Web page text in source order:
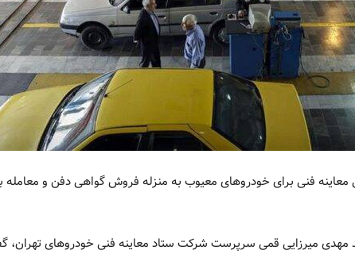
فنی برای خودروهای معیوب به منزله فروش گواهی دفن و معامله
میرزایی قمی سرپرست شرکت ستاد معاینه فنی خودروهای تهران،